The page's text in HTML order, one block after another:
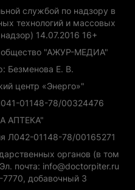
службой по надзору в
технологий и массовых
14.07.2016 16+
общество "АЖУР-МЕДИА"
Безменова Е. В.
центр «Энерго»"
01148-78/00324476
АПТЕКА"
Л042-01148-78/00165271
органов (в том
почта: info@doctorpiter.ru
добавочный 3